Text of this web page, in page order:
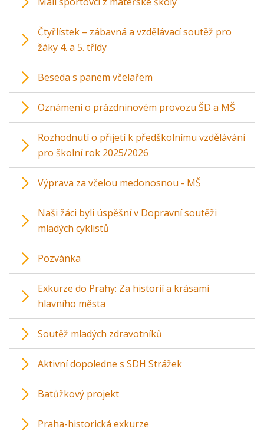
Čtyřlístek – zábavná a vzdělávací soutěž pro
žáky 4. a 5. třídy
Beseda s panem včelařem
Oznámení o prázdninovém provozu ŠD a MŠ
Rozhodnutí o přijetí k předškolnímu vzdělávání
pro školní rok 2025/2026
Výprava za včelou medonosnou - MŠ
Naši žáci byli úspěšní v Dopravní soutěži
mladých cyklistů
Pozvánka
Exkurze do Prahy: Za historií a krásami
hlavního města
Soutěž mladých zdravotníků
Aktivní dopoledne s SDH Strážek
Batůžkový projekt
Praha-historická exkurze